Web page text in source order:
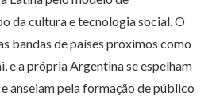
da cultura e tecnologia social. O
bandas de países próximos como
e a própria Argentina se espelham
anseiam pela formação de público